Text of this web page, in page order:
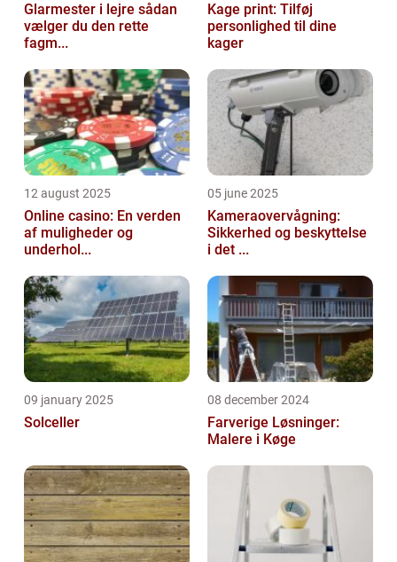
Glarmester i lejre sådan
vælger du den rette
fagm...
Kage print: Tilføj
personlighed til dine
kager
12 august 2025
Online casino: En verden
af muligheder og
underhol...
05 june 2025
Kameraovervågning:
Sikkerhed og beskyttelse
i det ...
09 january 2025
Solceller
08 december 2024
Farverige Løsninger:
Malere i Køge